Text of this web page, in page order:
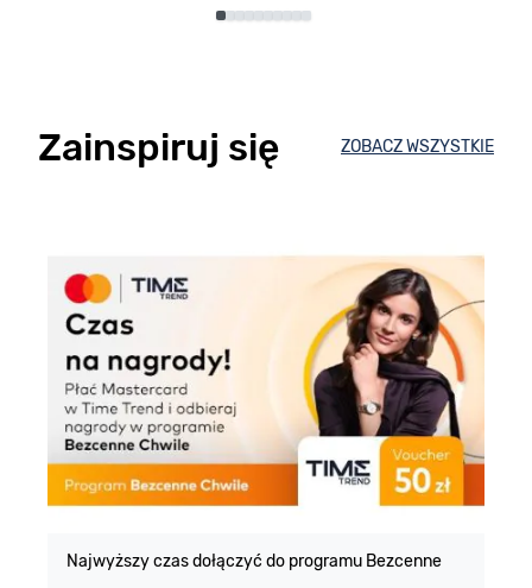
Zainspiruj się ZOBACZ WSZYSTKIE
Najwyższy czas dołączyć do programu Bezcenne